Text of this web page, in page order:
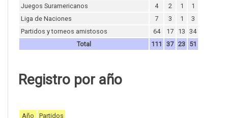
Juegos Suramericanos
4 2 1
1
Liga de Naciones
7 3 1
3
Partidos y torneos amistosos
64 17 13 34
Total
111 37 23 51
Registro por año
Año
Partidos